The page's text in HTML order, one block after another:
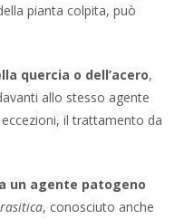
pianta colpita, può
quercia o dell’acero,
allo stesso agente
il trattamento da
un agente patogeno
, conosciuto anche